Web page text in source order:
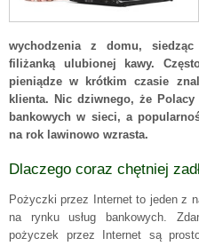
wychodzenia z domu,
filiżanką ulubionej kawy.
pieniądze w krótkim czasie
klienta. Nic dziwnego, że
bankowych w sieci, a
na rok lawinowo wzrasta.
Dlaczego coraz chętniej
Pożyczki przez Internet to jeden z
na rynku usług bankowych.
pożyczek przez Internet są